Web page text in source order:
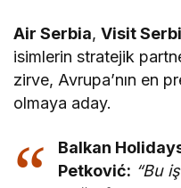
Air Serbia,Visit
isimlerin stratejik
zirve, Avrupa’nın en
olmaya aday.
Balkan
Petković: “Bu